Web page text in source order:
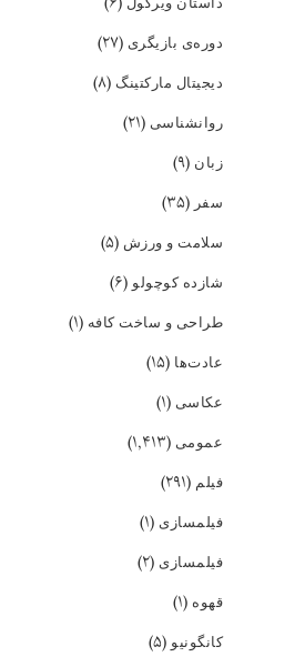
دوره‌ی بازیگری (۲۷)
دیجیتال مارکتینگ (۸)
روانشناسی (۲۱)
زبان (۹)
سفر (۳۵)
سلامت و ورزش (۵)
شازده کوچولو(۶)
طراحی و ساخت کافه (۱)
عادت‌ها (۱۵)
عکاسی (۱)
عمومی (۱,۴۱۳)
فیلم (۲۹۱)
فیلمسازی (۱)
فیلمسازی (۲)
قهوه (۱)
کانگونیو(۵)